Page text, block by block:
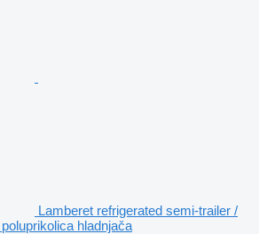
Lamberet refrigerated semi-trailer /
hladnjača